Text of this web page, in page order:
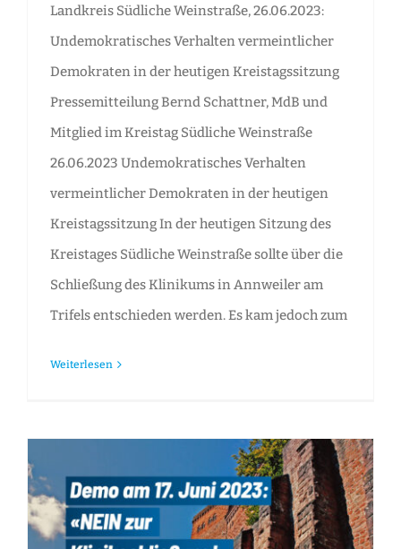
Landkreis Südliche Weinstraße, 26.06.2023:
Undemokratisches Verhalten vermeintlicher
Demokraten in der heutigen Kreistagssitzung
Pressemitteilung Bernd Schattner, MdB und
Mitglied im Kreistag Südliche Weinstraße
26.06.2023 Undemokratisches Verhalten
vermeintlicher Demokraten in der heutigen
Kreistagssitzung In der heutigen Sitzung des
Kreistages Südliche Weinstraße sollte über die
Schließung des Klinikums in Annweiler am
Trifels entschieden werden. Es kam jedoch zum
Weiterlesen